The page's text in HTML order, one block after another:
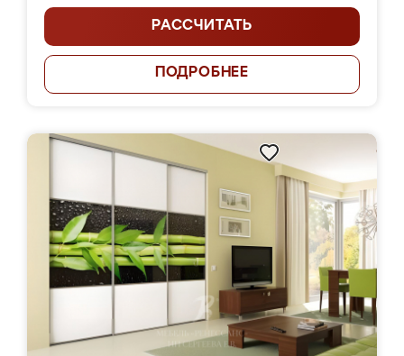
РАССЧИТАТЬ
ПОДРОБНЕЕ